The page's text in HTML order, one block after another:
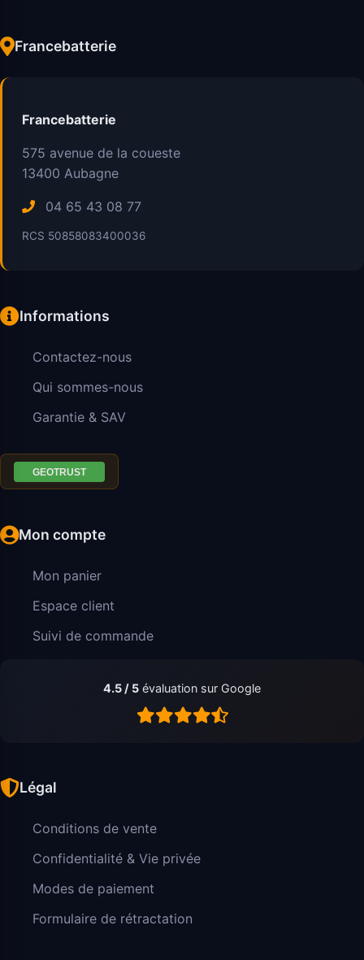
Francebatterie
Francebatterie
575 avenue de la coueste
13400 Aubagne
04 65 43 08 77
RCS 50858083400036
Informations
Contactez-nous
Qui sommes-nous
Garantie & SAV
Mon compte
Mon panier
Espace client
Suivi de commande
4.5 / 5 évaluation sur Google
Légal
Conditions de vente
Confidentialité & Vie privée
Modes de paiement
Formulaire de rétractation